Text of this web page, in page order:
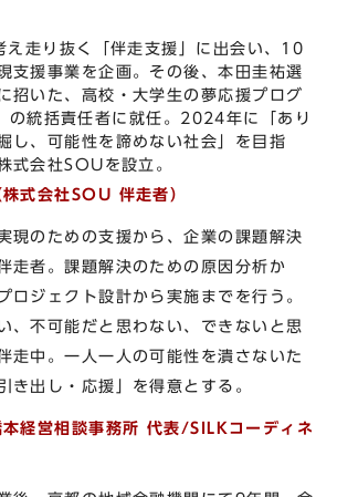
走り抜く「伴走支援」に出会い、10
支援事業を企画。その後、本田圭祐選
招いた、高校・大学生の夢応援プログ
統括責任者に就任。2024年に「あり
し、可能性を諦めない社会」を目指
式会社SOUを設立。
株式会社SOU 伴走者）
現のための支援から、企業の課題解決
走者。課題解決のための原因分析か
ロジェクト設計から実施までを行う。
、不可能だと思わない、できないと思
走中。一人一人の可能性を潰さないた
き出し・応援」を得意とする。
本経営相談事務所 代表/SILKコーディネ